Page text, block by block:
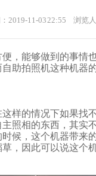
：2019-11-03 22:55 浏览人次
能够做到的事情也越
助拍照机这种机器的
这样的情况下如果找
相的东西，其实
候，这个机器带
，因此可以说这